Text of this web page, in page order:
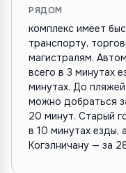
РЯДОМ
комплекс имеет
транспорту,
магистралям.
всего в 3 минутах
минутах. До
можно добраться
20 минут. Старый
в 10 минутах езды,
Когэлничану — за